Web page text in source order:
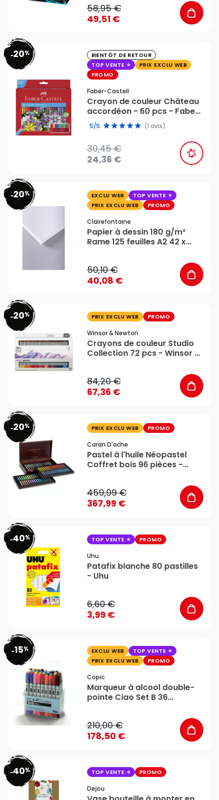
58,95 €
49,51 €
-20%
BIENTÔT DE RETOUR
TOP VENTE
PRIX EXCLU WEB
PROMO
Faber-Castell
Crayon de couleur Château
accordéon - 60 pcs - Faber-
Castell
5/5 (1 avis)
30,45 €
24,36 €
-20% EXCLU WEB
TOP VENTE
PRIX EXCLU WEB
PROMO
Clairefontaine
Papier à dessin 180 g/m²
Rame 125 feuilles A2 42 x
50,10 €
40,08 €
-20% PRIX EXCLU WEB PROMO
Winsor & Newton
Crayons de couleur Studio
Collection 72 pcs - Winsor &
84,20 €
67,36 €
-20% PRIX EXCLU WEB PROMO
Caran D'ache
Pastel à l'huile Néopastel
Coffret bois 96 pièces -
459,99 €
367,99 €
-40% TOP VENTE PROMO
Uhu
Patafix blanche 80 pastilles
- Uhu
6,60 €
3,99 €
-15% EXCLU WEB
TOP VENTE
PRIX EXCLU WEB
PROMO
Copic
Marqueur à alcool double-
pointe Ciao Set B 36
210,00 €
178,50 €
-40% TOP VENTE PROMO
Dejou